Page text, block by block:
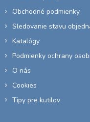
Obchodné podmienky
Sledovanie stavu
Katalógy
Podmienky ochrany
O nás
Cookies
Tipy pre kutilov